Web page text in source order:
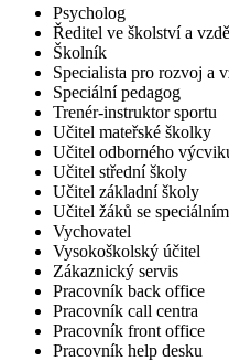
Psycholog
Ředitel ve školství a
Školník
Specialista pro rozvoj a
Speciální pedagog
Trenér-instruktor sportu
Učitel mateřské školky
Učitel odborného
Učitel střední školy
Učitel základní školy
Učitel žáků se
Vychovatel
Vysokoškolský účitel
Zákaznický servis
Pracovník back office
Pracovník call centra
Pracovník front office
Pracovník help desku